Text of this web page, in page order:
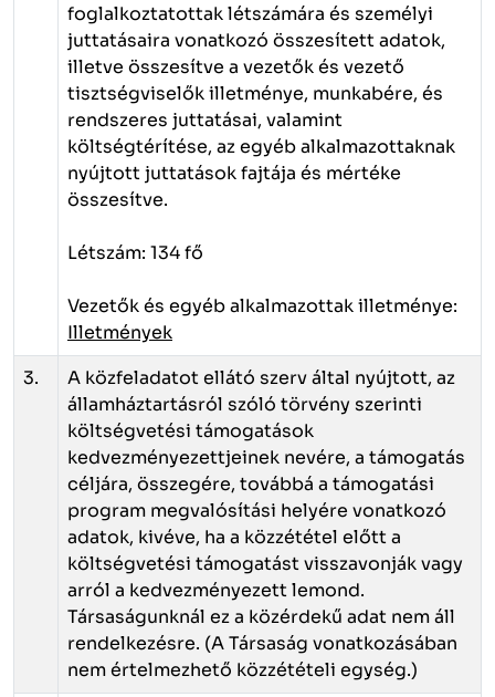
foglalkoztatottak létszámára és személyi
juttatásaira vonatkozó összesített adatok,
illetve összesítve a vezetők és vezető
tisztségviselők illetménye, munkabére, és
rendszeres juttatásai, valamint
költségtérítése, az egyéb alkalmazottaknak
nyújtott juttatások fajtája és mértéke
összesítve.
Létszám: 134 fő
Vezetők és egyéb alkalmazottak illetménye:
Illetmények
3.
A közfeladatot ellátó szerv által nyújtott, az
államháztartásról szóló törvény szerinti
költségvetési támogatások
kedvezményezettjeinek nevére, a támogatás
céljára, összegére, továbbá a támogatási
program megvalósítási helyére vonatkozó
adatok, kivéve, ha a közzététel előtt a
költségvetési támogatást visszavonják vagy
arról a kedvezményezett lemond.
Társaságunknál ez a közérdekű adat nem áll
rendelkezésre. (A Társaság vonatkozásában
nem értelmezhető közzétételi egység.)